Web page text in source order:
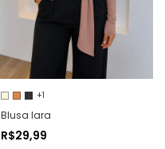
+1
Blusa Iara
R$29,99